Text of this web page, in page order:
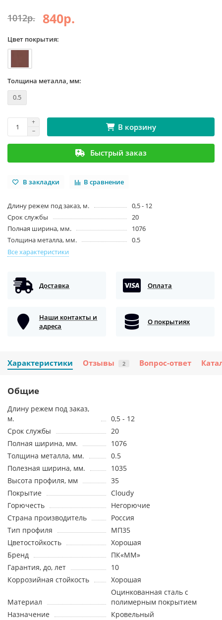
1012р. 840р.
Цвет покрытия:
Толщина металла, мм:
0.5
В корзину
Быстрый заказ
В закладки В сравнение
Длину режем под заказ, м.
0,5 - 12
Срок службы
20
Полная ширина, мм.
1076
Толщина металла, мм.
0.5
Все характеристики
Доставка Оплата
Наши контакты и
адреса
О покрытиях
Характеристики Отзывы 2 Вопрос-ответ
Общие
Длину режем под заказ,
м.
0,5 - 12
Срок службы
20
Полная ширина, мм.
1076
Толщина металла, мм.
0.5
Полезная ширина, мм.
1035
Высота профиля, мм
35
Покрытие
Cloudy
Горючесть
Негорючие
Страна производитель
Россия
Тип профиля
МП35
Цветостойкость
Хорошая
Бренд
ПК«ММ»
Гарантия, до, лет
10
Коррозийная стойкость
Хорошая
Материал
Оцинкованная сталь с
полимерным покрытием
Назначение
Кровельный